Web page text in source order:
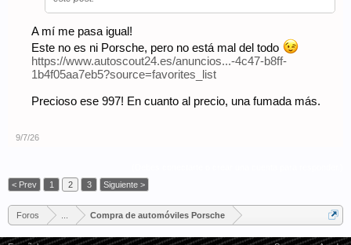
A mí me pasa igual!
Este no es ni Porsche, pero no está mal del todo
https://www.autoscout24.es/anuncios...-4c47-b8ff-
1b4f05aa7eb5?source=favorites_list
Precioso ese 997! En cuanto al precio, una fumada más.
9/7/26
< Prev
1 2 3 Siguiente >
Foros Compra de automóviles Porsche